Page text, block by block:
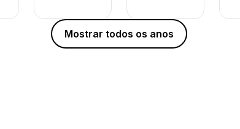
Mostrar todos os anos